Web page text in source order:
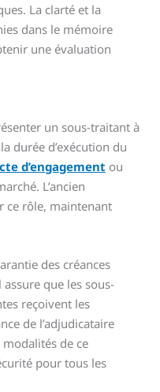
La clarté et la
dans le mémoire
une évaluation
un sous-traitant à
durée d’exécution du
d’engagement ou
L’ancien
ce rôle, maintenant
des créances
que les sous-
reçoivent les
de l’adjudicataire
modalités de ce
pour tous les